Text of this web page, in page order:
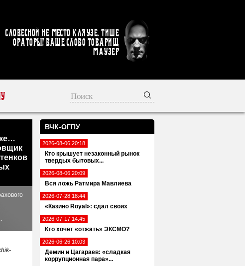
Словесной не место кляузе. Тише
ораторы! Ваше слово товарищ
Маузер
ВЧК-ОГПУ
2026-08-06 20:18
Кто крышует незаконный рынок
твердых бытовых...
2026-08-06 20:09
Вся ложь Ратмира Мавлиева
2026-07-28 18:44
«Казино Royal»: сдал своих
2026-07-17 14:45
Кто хочет «отжать» ЭКСМО?
2026-06-26 10:03
Демин и Цагараев: «сладкая
коррупционная пара»...